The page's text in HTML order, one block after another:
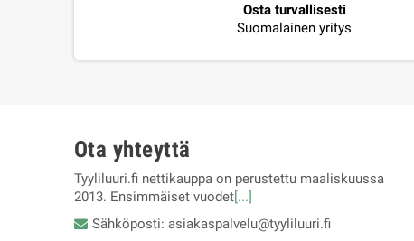
Osta turvallisesti
Suomalainen yritys
Ota yhteyttä
Tyyliluuri.fi nettikauppa on perustettu maaliskuussa
2013. Ensimmäiset vuodet[...]
Sähköposti: asiakaspalvelu@tyyliluuri.fi